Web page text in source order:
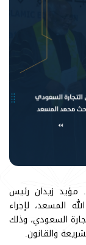
مؤيد زيدان رئيس
المسعد، لإجراء
السعودي، وذلك
والقانون.